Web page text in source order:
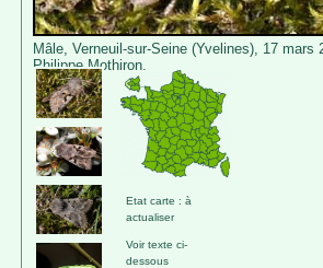
Mâle, Verneuil-sur-Seine (Yvelines), 17 mars
Philippe Mothiron.
Etat carte : à
actualiser
Voir texte ci-
dessous